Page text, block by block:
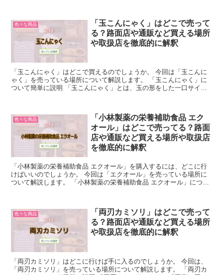
色々な商品
「玉こんにゃく」はどこで売って
る？路面店や通販など買える場所
や取扱店を徹底的に解釈
「玉こんにゃく」はどこで買えるのでしょうか。 今回は「玉こんに
ゃく」を売っている場所について解説します。 「玉こんにゃく」に
ついて簡単に説明 「玉こんにゃく」とは、玉の形をした一口サイズ
色々な商品
「小林製薬の栄養補助食品 エク
オール」はどこで売ってる？路面
店や通販など買える場所や取扱店
を徹底的に解釈
「小林製薬の栄養補助食品 エクオール」を購入するには、どこに行
けばいいのでしょうか。 今回は「エクオール」を売っている場所に
ついて解説します。 「小林製薬の栄養補助食品 エクオール」につい
色々な商品
「両刃カミソリ」はどこで売って
る？路面店や通販など買える場所
や取扱店を徹底的に解釈
「両刃カミソリ」はどこに行けば手に入るのでしょうか。 今回は、
「両刃カミソリ」を売っている場所について解説します。 「両刃カ